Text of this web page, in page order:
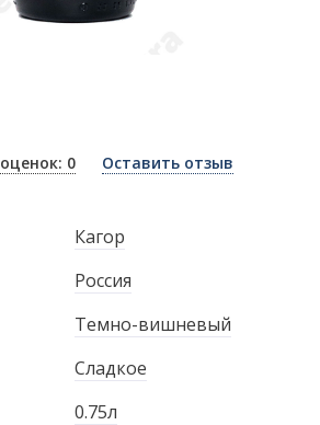
оценок: 0 Оставить отзыв
Кагор
Россия
Темно-вишневый
Сладкое
0.75л